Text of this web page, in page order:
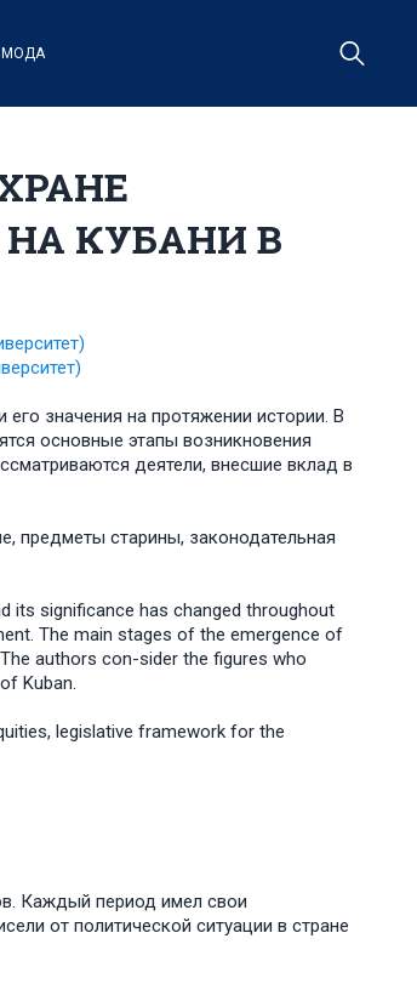
МОДА
КУБАНИ В
значения на протяжении истории. В
основные этапы возникновения
деятели, внесшие вклад в
предметы старины, законодательная
its significance has changed throughout
The main stages of the emergence of
authors con-sider the figures who
Kuban.
legislative framework for the
Каждый период имел свои
от политической ситуации в стране